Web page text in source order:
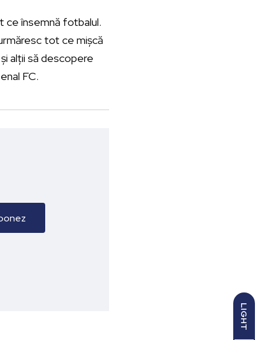
LIGHT
ce însemnă fotbalul.
tot ce mișcă
alții să descopere
FC.